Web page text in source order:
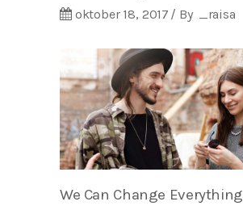
oktober 18, 2017 By _raisa
We Can Change Everything